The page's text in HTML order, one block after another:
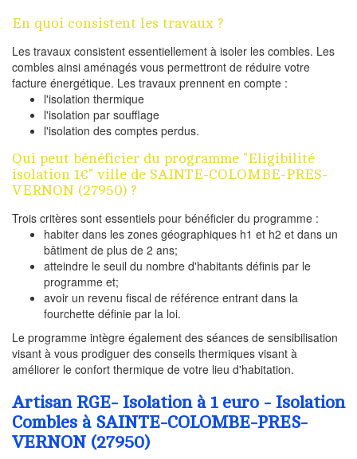
En quoi consistent les travaux ?
Les travaux consistent essentiellement à isoler les combles. Les
combles ainsi aménagés vous permettront de réduire votre
facture énergétique. Les travaux prennent en compte :
l'isolation thermique
l'isolation par soufflage
l'isolation des comptes perdus.
Qui peut bénéficier du programme "Eligibilité
isolation 1€" ville de SAINTE-COLOMBE-PRES-
VERNON (27950) ?
Trois critères sont essentiels pour bénéficier du programme :
habiter dans les zones géographiques h1 et h2 et dans un
bâtiment de plus de 2 ans;
atteindre le seuil du nombre d'habitants définis par le
programme et;
avoir un revenu fiscal de référence entrant dans la
fourchette définie par la loi.
Le programme intègre également des séances de sensibilisation
visant à vous prodiguer des conseils thermiques visant à
améliorer le confort thermique de votre lieu d'habitation.
Artisan RGE- Isolation à 1 euro - Isolation
Combles à SAINTE-COLOMBE-PRES-
VERNON (27950)